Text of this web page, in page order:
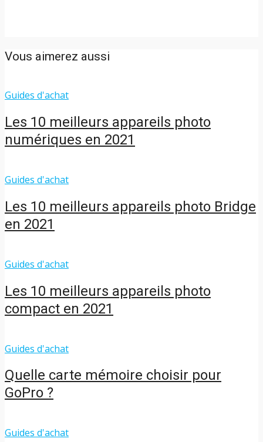
Vous aimerez aussi
Guides d'achat
Les 10 meilleurs appareils photo
numériques en 2021
Guides d'achat
Les 10 meilleurs appareils photo Bridge
en 2021
Guides d'achat
Les 10 meilleurs appareils photo
compact en 2021
Guides d'achat
Quelle carte mémoire choisir pour
GoPro ?
Guides d'achat